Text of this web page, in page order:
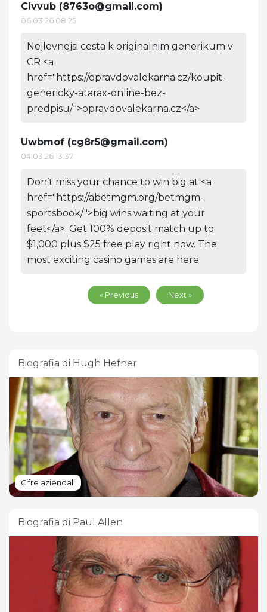
Clvvub (8763o@gmail.com)
06.03.26 08:25
Nejlevnejsi cesta k originalnim generikum v
CR <a
href="https://opravdovalekarna.cz/koupit-
genericky-atarax-online-bez-
predpisu/">opravdovalekarna.cz</a>
Uwbmof (cg8r5@gmail.com)
04.03.26 13:37
Don’t miss your chance to win big at <a
href="https://abetmgm.org/betmgm-
sportsbook/">big wins waiting at your
feet</a>. Get 100% deposit match up to
$1,000 plus $25 free play right now. The
most exciting casino games are here.
« Previous Next »
Biografia di Hugh Hefner
Cifre aziendali
Biografia di Paul Allen